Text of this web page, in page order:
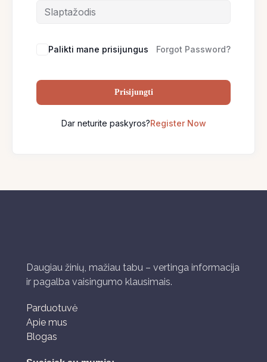
Palikti mane prisijungus Forgot Password?
Prisijungti
Dar neturite paskyros?Register Now
Daugiau žinių, mažiau tabu – vertinga informacija
ir pagalba vaisingumo klausimais.
Parduotuvė
Apie mus
Blogas